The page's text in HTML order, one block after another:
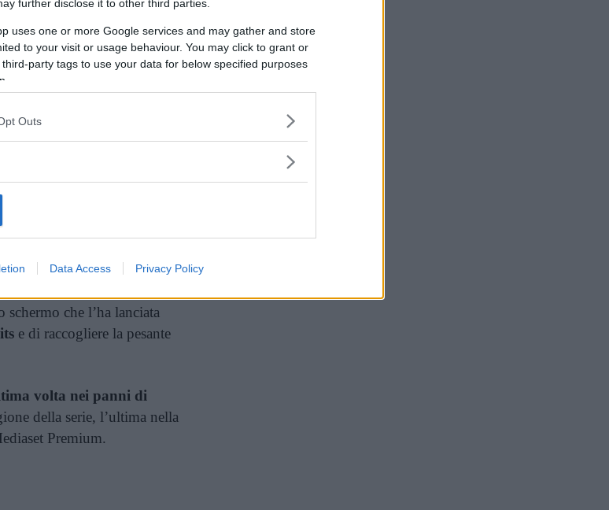
further disclose it to other third parties.
uses one or more Google services and may gather and store
to your visit or usage behaviour. You may click to grant or
party tags to use your data for below specified purposes
Outs
Data Access Privacy Policy
cui è stata protagonista
davvero perfetta per il
e sinceramente pensavamo
nostri cuori…Almeno fino a
il suo posto,
che
successo (
Molto
che l’ha lanciata
e di raccogliere la pesante
volta nei panni di
della serie, l’ultima nella
Premium.